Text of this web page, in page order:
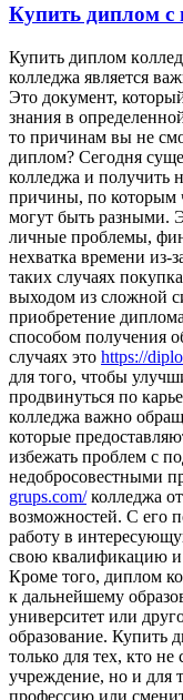
Купить диплом с
Купить диплoм
колледжа является
Это документ,
знания в
то причинам вы не
диплом? Сегодня
колледжа и получить
причины, по которым
могут быть разными.
личные проблемы,
нехватка времени из-
таких случаях
выходом из сложной
приобретение
способом получения
случаях это https://
для того, чтобы
продвинуться по
колледжа важно
которые
избежать проблем с
недобросовестными
grups.com/колледжа
возможностей. С его
работу в
свою квалификацию и
Кроме того, диплом
к дальнейшему
университет или
образование. Купить
только для тех, кто не
учреждение, но и для
профессию или